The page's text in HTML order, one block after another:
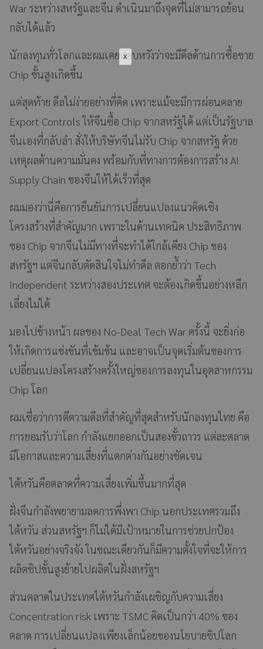
War ระหว่างสหรัฐและจีน ดำเนินมาถึงจุดที่ไม่สามารถย้อน
กลับได้แล้ว
นักลงทุนทั่วโลกและผมเคยแอบหวังว่าจะมีดีลด้านการซื้อขาย
Chip ขั้นสูงเกิดขึ้น
แต่สุดท้าย ดีลไม่ง่ายอย่างที่คิด เพราะแม้จะมีการผ่อนคลาย
Export Controls ให้จีนซื้อ Chip จากสหรัฐได้ แต่เป็นรัฐบาล
จีนเองที่กลับลำ สั่งให้บริษัทจีนไม่รับ Chip จากสหรัฐ ด้วย
เหตุผลด้านความมั่นคง พร้อมกับที่ทางการต้องการสร้าง AI
Supply Chain ของจีนให้ได้เร็วที่สุด
ผมมองว่านี่คือการยืนยันการเปลี่ยนแปลงแนวคิดเชิง
โครงสร้างที่สำคัญมาก เพราะในด้านเทคนิค ประสิทธิภาพ
ของ Chip จากจีนไม่มีทางที่จะทำได้ใกล้เคียง Chip ของ
สหรัฐฯ แต่จีนกลับตัดสินใจไม่ทำดีล ตอกย้ำว่า Tech
Independent ระหว่างสองประเทศ จะต้องเกิดขึ้นอย่างหลีก
เลี่ยงไม่ได้
มองไปข้างหน้า ผลของ No-Deal Tech War ครั้งนี้ จะยิ่งก่อ
ให้เกิดการแข่งขันที่เข้มข้น และอาจเป็นจุดเริ่มต้นของการ
เปลี่ยนแปลงโครงสร้างครั้งใหญ่ของการลงทุนในอุตสาหกรรม
Chip โลก
ผมเชื่อว่าการตีความดีลที่สำคัญที่สุดสำหรับนักลงทุนไทย คือ
การยอมรับว่าโลก กำลังแยกออกเป็นสองขั้วถาวร แต่ละตลาด
มีโอกาสและความเสี่ยงที่แตกต่างกันอย่างชัดเจน
ไต้หวันคือตลาดที่ความเสี่ยงเพิ่มขึ้นมากที่สุด
ฝั่งจีนกำลังพยายามลดการพึ่งพา Chip นอกประเทศรวมถึง
ไต้หวัน ส่วนสหรัฐฯ ก็ไม่ได้มีเป้าหมายในการช่วยปกป้อง
ไต้หวันอย่างจริงจัง ในขณะเดียวกันก็มีความตั้งใจที่จะให้การ
ผลิตชิปขั้นสูงย้ายไปผลิตในฝั่งสหรัฐฯ
ส่วนตลาดในประเทศไต้หวันกำลังเผชิญกับความเสี่ยง
Concentration risk เพราะ TSMC คิดเป็นกว่า 40% ของ
ตลาด การเปลี่ยนแปลงเพียงเล็กน้อยของนโยบายชิปโลก